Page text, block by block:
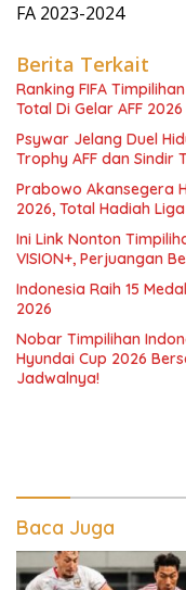
FA 2023-2024
Berita Terkait
Ranking FIFA
Total Di Gelar AFF 2026
Psywar Jelang Duel
Trophy AFF dan Sindir
Prabowo Akansegera
2026, Total Hadiah
Ini Link Nonton
VISION+, Perjuangan
Indonesia Raih 15
2026
Nobar Timpilihan
Hyundai Cup 2026
Jadwalnya!
Baca Juga